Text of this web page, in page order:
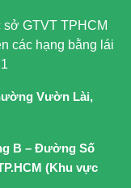
GTVT TPHCM
các hạng bằng lái
Vườn Lài,
B – Đường Số
(Khu vực